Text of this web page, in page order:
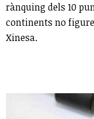
rànquing dels 10
continents no
Xinesa.